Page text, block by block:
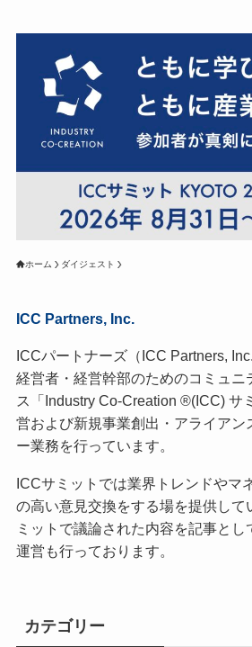
ホーム ダイジェスト
ICC Partners, Inc.
ICCパートナーズ（ICC Partners,
経営者・経営幹部のためのコミュニ
ス「Industry Co-Creation ®(ICC) サ
営および新規事業創出・アライアン
ー業務を行っています。
ICCサミットでは業界トレンドやマ
の高い意見交換をする場を提供して
ミットで議論された内容を記事とし
運営も行っております。
カテゴリー